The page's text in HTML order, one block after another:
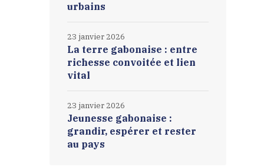
urbains
La terre gabonaise : entre
richesse convoitée et lien
vital
23 janvier 2026
Jeunesse gabonaise :
grandir, espérer et rester
au pays
23 janvier 2026